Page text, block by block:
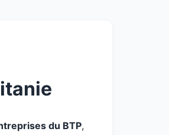
du BTP,